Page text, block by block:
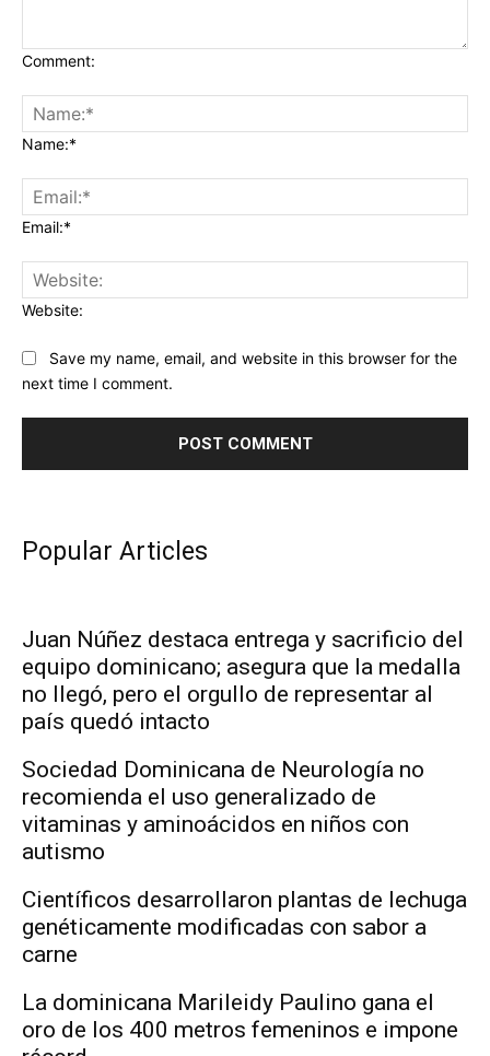
Comment:
Name:*
Email:*
Website:
Save my name, email, and website in this browser for the
next time I comment.
Popular Articles
Juan Núñez destaca entrega y sacrificio del
equipo dominicano; asegura que la medalla
no llegó, pero el orgullo de representar al
país quedó intacto
Sociedad Dominicana de Neurología no
recomienda el uso generalizado de
vitaminas y aminoácidos en niños con
autismo
Científicos desarrollaron plantas de lechuga
genéticamente modificadas con sabor a
carne
La dominicana Marileidy Paulino gana el
oro de los 400 metros femeninos e impone